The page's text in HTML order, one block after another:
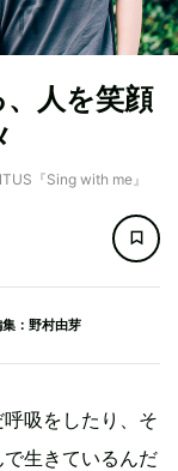
人を笑顔
『Sing with me』
：野村由芽
吸をしたり、そ
生きているんだ